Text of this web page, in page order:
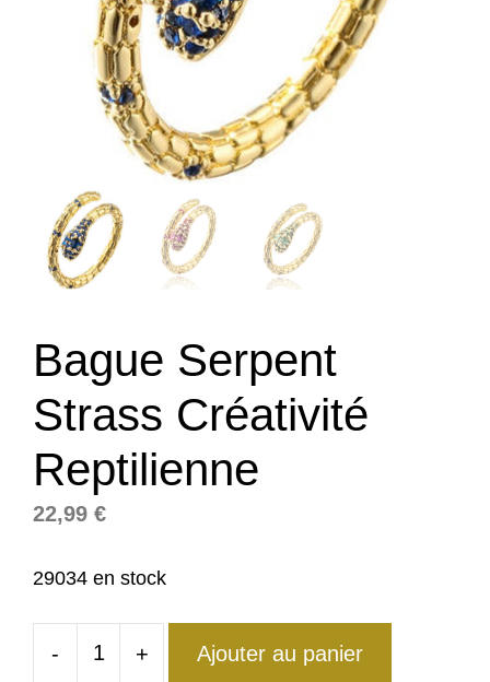
Bague Serpent
Strass Créativité
Reptilienne
22,99 €
29034 en stock
-
quantité
+ Ajouter au panier